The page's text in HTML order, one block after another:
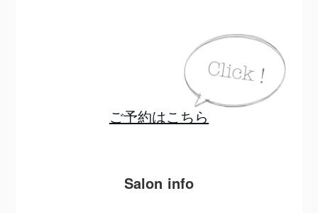
ご予約はこちら
Salon info